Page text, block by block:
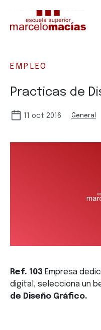
EMPLEO
Practicas de
11 oct 2016 General
Ref. 103 Empresa
digital, selecciona un
de Diseño Gráfico.